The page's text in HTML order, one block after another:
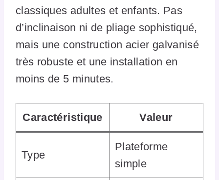
classiques adultes et enfants. Pas
d’inclinaison ni de pliage sophistiqué,
mais une construction acier galvanisé
très robuste et une installation en
moins de 5 minutes.
Caractéristique Valeur
Type
Plateforme
simple